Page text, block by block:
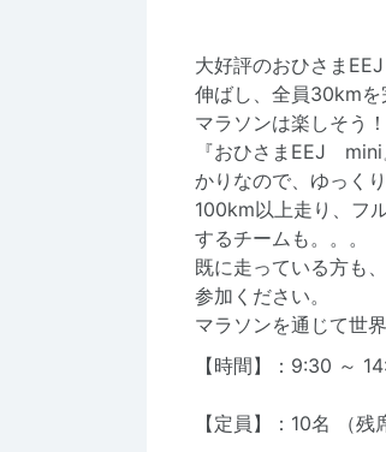
大好評のおひさま
伸ばし、全員30kmを
マラソンは楽しそう
『おひさまEEJ
かりなので、ゆっく
100km以上走り、フ
するチームも。。。
既に走っている方も
参加ください。
マラソンを通じて世
【時間】：9:30 ～
【定員】：10名 （残